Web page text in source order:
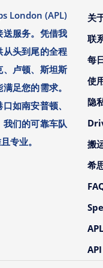
London (APL)
服务。凭借我
头到尾的全程
、卢顿、斯坦斯
足您的需求。
如南安普顿、
们的可靠车队
专业。
关
联
每
使
隐
搬
希